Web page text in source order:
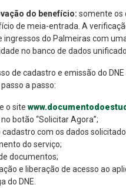
do benefício: somente os
de meia-entrada. A
ingressos do Palmeiras com
no banco de dados
de cadastro e emissão do
a passo:
o site
botão “Solicitar Agora”;
cadastro com os dados
do serviço;
documentos;
e liberação de acesso ao
do DNE.